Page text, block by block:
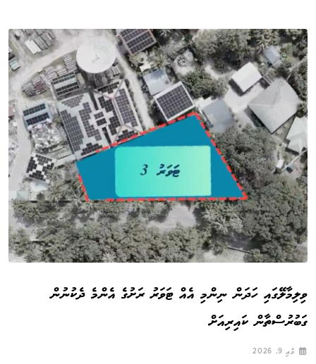
ވިލިމާލޭގައި ހަދަން ނިންމި އެއް ޓަވަރު ރަށުގެ އެންމެ ދެކުނުން
ގަބުރުސްތާން ކައިރިއަށް
މެއި 9, 2026